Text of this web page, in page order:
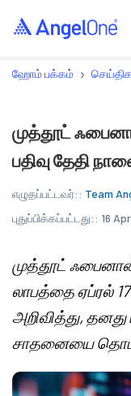
ஹோம் பக்கம் ›
முத்தூட்
பதிவு தேதி
எழுதப்பட்டவர்:: Team
புதுப்பிக்கப்பட்டது:: 16
முத்தூட்
லாபத்தை ஏப்ரல்
அறிவித்து, தனது
சாதனையை